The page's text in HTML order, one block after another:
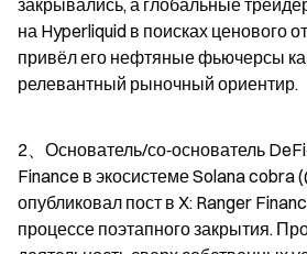
закрывались, а глобальные
на Hyperliquid в поисках ценового
привёл его нефтяные фьючерсы
релевантный рыночный ориентир.
2、Основатель/со‑основатель
Finance в экосистеме Solana cobra
опубликовал пост в X: Ranger
процессе поэтапного закрытия.